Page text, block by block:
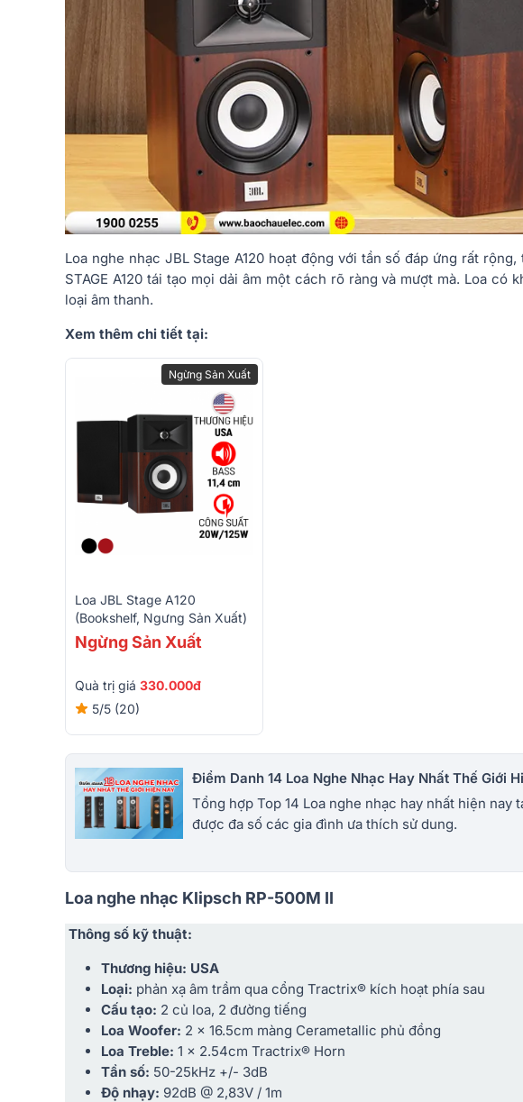
Loa nghe nhạc JBL Stage A120 hoạt động với tần số đáp ứng rất
STAGE A120 tái tạo mọi dải âm một cách rõ ràng và mượt mà. Loa có
loại âm thanh.
Xem thêm chi tiết tại:
Ngừng Sản Xuất
Loa JBL Stage A120
(Bookshelf, Ngưng Sản Xuất)
Ngừng Sản Xuất
Quà trị giá 330.000đ
5/5 (20)
Điểm Danh 14 Loa Nghe Nhạc Hay Nhất Thế Giới
Tổng hợp Top 14 Loa nghe nhạc hay nhất hiện nay
được đa số các gia đình ưa thích sử dung.
Loa nghe nhạc Klipsch RP-500M II
Thông số kỹ thuật:
Thương hiệu: USA
Loại: phản xạ âm trầm qua cổng Tractrix® kích hoạt phía sau
Cấu tạo: 2 củ loa, 2 đường tiếng
Loa Woofer: 2 x 16.5cm màng Cerametallic phủ đồng
Loa Treble: 1 x 2.54cm Tractrix® Horn
Tần số: 50-25kHz +/- 3dB
Độ nhạy: 92dB @ 2,83V / 1m